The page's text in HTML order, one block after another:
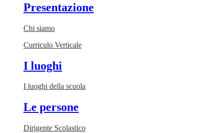
Presentazione
Chi siamo
Curriculo Verticale
I luoghi
I luoghi della scuola
Le persone
Dirigente Scolastico